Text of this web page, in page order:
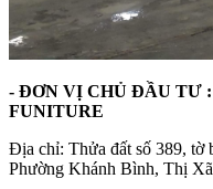
- ĐƠN VỊ CHỦ ĐẦU TƯ
FUNITURE
Địa chỉ: Thửa đất số 389, tờ
Phường Khánh Bình, Thị